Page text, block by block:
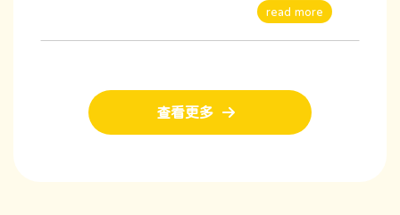
查看更多